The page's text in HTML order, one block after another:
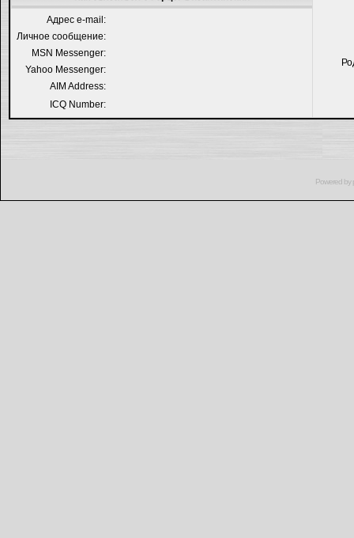
Адрес e-mail:
Личное сообщение:
MSN Messenger:
Yahoo Messenger:
AIM Address:
ICQ Number:
Powered by